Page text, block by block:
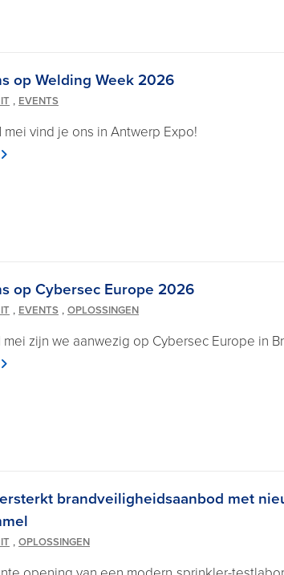
op Welding Week 2026
, EVENTS
mei vind je ons in Antwerp Expo!
op Cybersec Europe 2026
, EVENTS , OPLOSSINGEN
mei zijn we aanwezig op Cybersec Europe in
brandveiligheidsaanbod met
, OPLOSSINGEN